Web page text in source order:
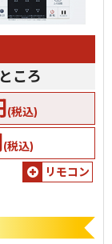
ころ
(税込)
(税込)
リモコン